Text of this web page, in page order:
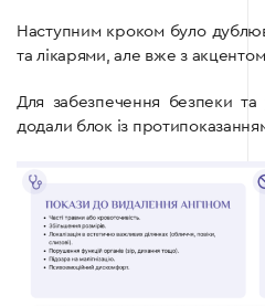
Наступним кроком було
та лікарями, але вже з
Для забезпечення безпеки та
додали блок із